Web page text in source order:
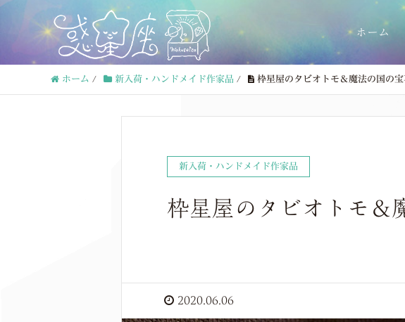
ホーム
ホーム / 新入荷・ハンドメイド作家品 / 枠星屋のタビオトモ＆魔法の国の
新入荷・ハンドメイド作家品
枠星屋のタビオトモ＆
2020.06.06